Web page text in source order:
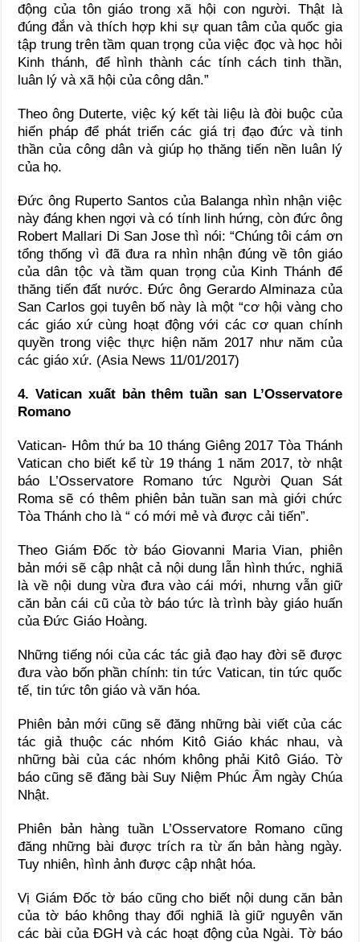
động của tôn giáo trong xã hội con người. Thật là
đúng đắn và thích hợp khi sự quan tâm của quốc gia
tập trung trên tầm quan trọng của việc đọc và học hỏi
Kinh thánh, để hình thành các tính cách tinh thần,
luân lý và xã hội của công dân.”
Theo ông Duterte, việc ký kết tài liệu là đòi buộc của
hiến pháp để phát triển các giá trị đạo đức và tinh
thần của công dân và giúp họ thăng tiến nền luân lý
của họ.
Đức ông Ruperto Santos của Balanga nhìn nhận việc
này đáng khen ngợi và có tính linh hứng, còn đức ông
Robert Mallari Di San Jose thì nói: “Chúng tôi cám ơn
tổng thống vì đã đưa ra nhìn nhận đúng về tôn giáo
của dân tộc và tầm quan trọng của Kinh Thánh để
thăng tiến đất nước. Đức ông Gerardo Alminaza của
San Carlos gọi tuyên bố này là một “cơ hội vàng cho
các giáo xứ cùng hoạt động với các cơ quan chính
quyền trong việc thực hiện năm 2017 như năm của
các giáo xứ. (Asia News 11/01/2017)
4. Vatican xuất bản thêm tuần san L’Osservatore
Romano
Vatican- Hôm thứ ba 10 tháng Giêng 2017 Tòa Thánh
Vatican cho biết kể từ 19 tháng 1 năm 2017, tờ nhật
báo L’Osservatore Romano tức Người Quan Sát
Roma sẽ có thêm phiên bản tuần san mà giới chức
Tòa Thánh cho là “ có mới mẻ và được cải tiến”.
Theo Giám Đốc tờ báo Giovanni Maria Vian, phiên
bản mới sẽ cập nhật cả nội dung lẫn hình thức, nghiã
là về nội dung vừa đưa vào cái mới, nhưng vẫn giữ
căn bản cái cũ của tờ báo tức là trình bày giáo huấn
của Đức Giáo Hoàng.
Những tiếng nói của các tác giả đạo hay đời sẽ được
đưa vào bốn phần chính: tin tức Vatican, tin tức quốc
tế, tin tức tôn giáo và văn hóa.
Phiên bản mới cũng sẽ đăng những bài viết của các
tác giả thuộc các nhóm Kitô Giáo khác nhau, và
những bài của các nhóm không phải Kitô Giáo. Tờ
báo cũng sẽ đăng bài Suy Niệm Phúc Âm ngày Chúa
Nhật.
Phiên bản hàng tuần L’Osservatore Romano cũng
đăng những bài được trích ra từ ấn bản hàng ngày.
Tuy nhiên, hình ảnh được cập nhật hóa.
Vị Giám Đốc tờ báo cũng cho biết nội dung căn bản
của tờ báo không thay đổi nghiã là giữ nguyên văn
các bài của ĐGH và các hoạt động của Ngài. Tờ báo